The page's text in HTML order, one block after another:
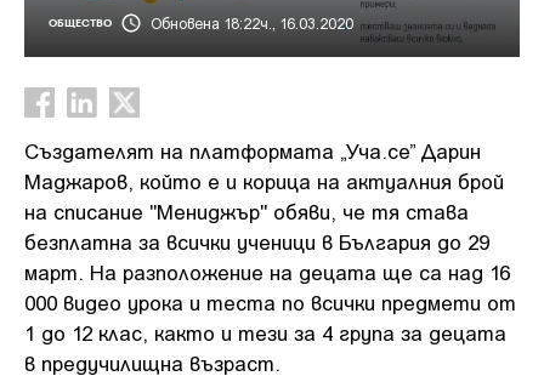
ОБЩЕСТВО Обновена 18:22ч., 16.03.2020
Създателят на платформата „Уча.се” Дарин
Маджаров, който е и корица на актуалния брой
на списание "Мениджър" обяви, че тя става
безплатна за всички ученици в България до 29
март. На разположение на децата ще са над 16
000 видео урока и теста по всички предмети от
1 до 12 клас, както и тези за 4 група за децата
в предучилищна възраст.